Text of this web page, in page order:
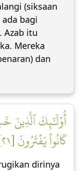
(siksaan
bagi
Azab itu
Mereka
dan
أُوْلَٰٓئِكَ ٱلَّذِينَ
كَانُواْ يَفۡتَرُونَ [٢١]
dirinya